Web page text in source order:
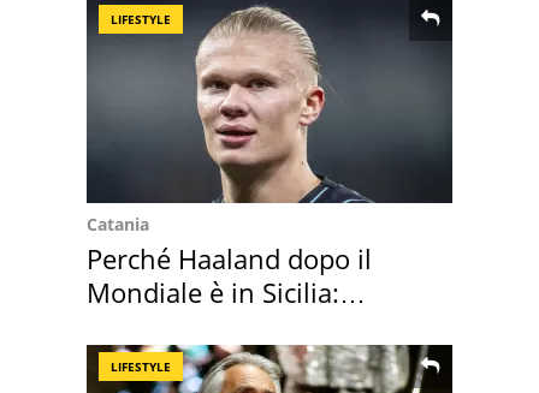
LIFESTYLE
Catania
Perché Haaland dopo il
Mondiale è in Sicilia:
LIFESTYLE